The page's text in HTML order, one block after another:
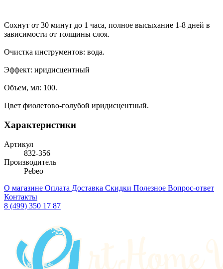
Сохнут от 30 минут до 1 часа, полное высыхание 1-8 дней в
зависимости от толщины слоя.
Очистка инструментов: вода.
Эффект: иридисцентный
Объем, мл: 100.
Цвет фиолетово-голубой иридисцентный.
Характеристики
Артикул
832-356
Производитель
Pebeo
О магазине Оплата Доставка Скидки Полезное Вопрос-ответ
Контакты
8 (499) 350 17 87